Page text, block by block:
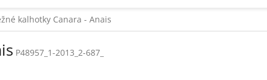
kalhotky Canara - Anais
P48957_1-2013_2-687_